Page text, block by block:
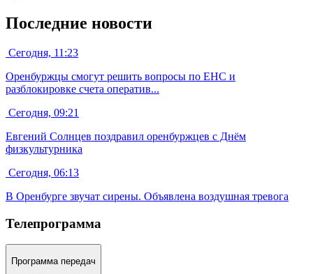
Последние новости
Сегодня, 11:23
Оренбуржцы смогут решить вопросы по ЕНС и
разблокировке счета оператив...
Сегодня, 09:21
Евгений Солнцев поздравил оренбуржцев с Днём
физкультурника
Сегодня, 06:13
В Оренбурге звучат сирены. Объявлена воздушная тревога
Телепрограмма
Программа передач